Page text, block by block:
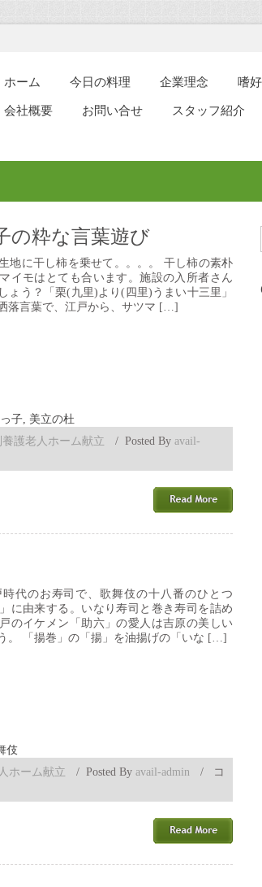
ホーム 今日の料理 企業理念 嗜
会社概要 お問い合せ スタッフ紹介
の粋な言葉遊び
地に干し柿を乗せて。。。。 干し柿の素朴
イモはとても合います。施設の入所者さん
ょう？「栗(九里)より(四里)うまい十三里」
落言葉で、江戸から、サツマ […]
子, 美立の杜
護老人ホーム献立 / Posted By avail-
代のお寿司で、歌舞伎の十八番のひとつ
に由来する。いなり寿司と巻き寿司を詰め
のイケメン「助六」の愛人は吉原の美しい
。 「揚巻」の「揚」を油揚げの「いな […]
伎
ホーム献立 / Posted By avail-admin /
助
寿
司/
歌
舞
コ